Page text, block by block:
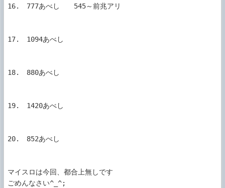
16.　777あべし　　545～前兆アリ
17.　1094あべし
18.　880あべし
19.　1420あべし
20.　852あべし
マイスロは今回、都合上無しです
ごめんなさい^_^;